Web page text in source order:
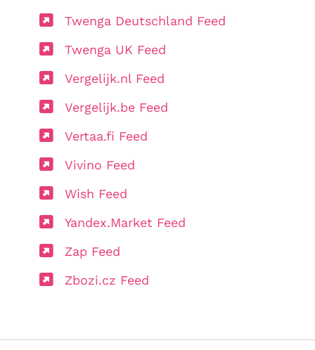
Twenga Deutschland Feed
Twenga UK Feed
Vergelijk.nl Feed
Vergelijk.be Feed
Vertaa.fi Feed
Vivino Feed
Wish Feed
Yandex.Market Feed
Zap Feed
Zbozi.cz Feed